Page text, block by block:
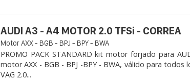
AUDI A3 - A4 MOTOR 2.0 TFSi - CORREA
Motor AXX - BGB - BPJ - BPY - BWA
PROMO PACK STANDARD kit motor forjado para
motor AXX - BGB - BPJ -BPY - BWA, válido para todos
VAG 2.0...